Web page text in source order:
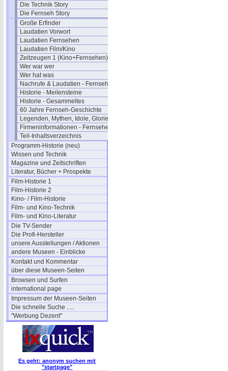
Die Technik Story
Die Fernseh Story
Große Erfinder
Laudatien Vorwort
Laudatien Fernsehen
Laudatien Film/Kino
Zeitzeugen 1 (Kino+Fernsehen)
Wer war wer
Wer hat was
Nachrufe & Laudatien - Fernsehen
Historie - Meilensteine
Historie - Gesammeltes
60 Jahre Fernseh-Geschichte
Legenden, Mythen, Idole, Glorie
Firmeninformationen - Fernsehen
Teil-Inhaltsverzeichnis
Programm-Historie (neu)
Wissen und Technik
Magazine und Zeitschriften
Literatur, Bücher + Prospekte
Film-Historie 1
Film-Historie 2
Kino- / Film-Historie
Film- und Kino-Technik
Film- und Kino-Literatur
Die TV-Sender
Die Profi-Hersteller
unsere Ausstellungen / Aktionen
andere Museen - Einblicke
Kontakt und Kommentar
über diese Museen-Seiten
Browsen und Surfen
international page
Impressum der Museen-Seiten
Die schnelle Suche .....
"Werbung Dezent"
Es geht: anonym suchen mit
"startpage"